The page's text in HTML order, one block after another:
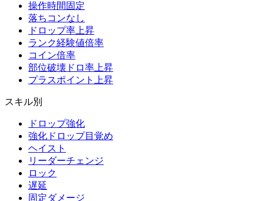
操作時間固定
落ちコンなし
ドロップ率上昇
ランク経験値倍率
コイン倍率
部位破壊ドロ率上昇
プラスポイント上昇
スキル別
ドロップ強化
強化ドロップ目覚め
ヘイスト
リーダーチェンジ
ロック
遅延
固定ダメージ